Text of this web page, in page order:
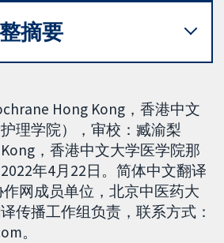
摘要
Hong Kong，香港中文
理学院），审校：臧渝梨
Kong，香港中文大学医学院那
年4月22日。简体中文翻译
网成员单位，北京中医药大
传播工作组负责，联系方式：
。